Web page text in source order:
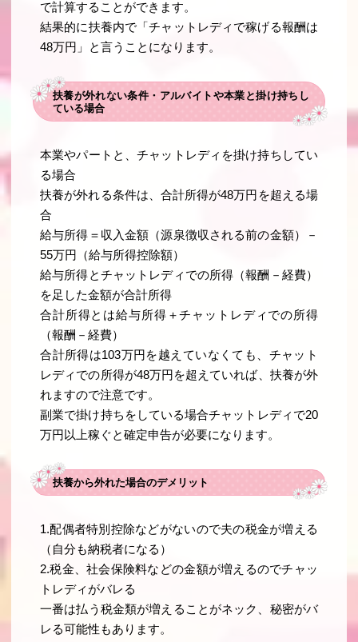
で計算することができます。
結果的に扶養内で「チャットレディで稼げる報酬は
48万円」と言うことになります。
扶養が外れない条件・アルバイトや本業と掛け持ちし
ている場合
本業やパートと、チャットレディを掛け持ちしてい
る場合
扶養が外れる条件は、合計所得が48万円を超える場
合
給与所得＝収入金額（源泉徴収される前の金額）－
55万円（給与所得控除額）
給与所得とチャットレディでの所得（報酬－経費）
を足した金額が合計所得
合計所得とは給与所得＋チャットレディでの所得
（報酬－経費）
合計所得は103万円を越えていなくても、チャット
レディでの所得が48万円を超えていれば、扶養が外
れますので注意です。
副業で掛け持ちをしている場合チャットレディで20
万円以上稼ぐと確定申告が必要になります。
扶養から外れた場合のデメリット
1.配偶者特別控除などがないので夫の税金が増える
（自分も納税者になる）
2.税金、社会保険料などの金額が増えるのでチャッ
トレディがバレる
一番は払う税金類が増えることがネック、秘密がバ
レる可能性もあります。